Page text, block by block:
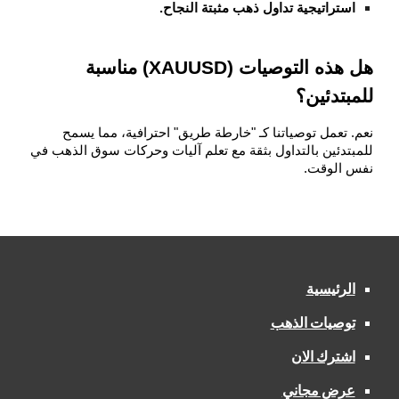
استراتيجية تداول ذهب مثبتة النجاح.
هل هذه التوصيات (XAUUSD) مناسبة
للمبتدئين؟
نعم. تعمل توصياتنا كـ "خارطة طريق" احترافية، مما يسمح
للمبتدئين بالتداول بثقة مع تعلم آليات وحركات سوق الذهب في
نفس الوقت.
الرئيسية
توصيات الذهب
اشترك الان
عرض مجاني